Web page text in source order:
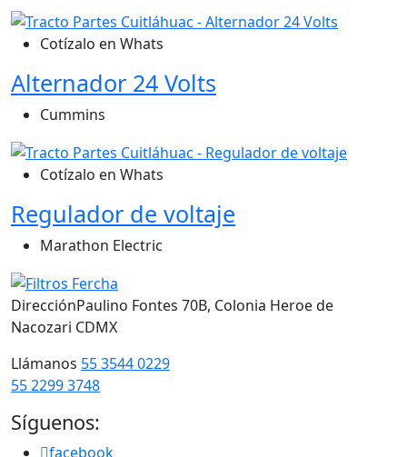
Cotízalo en Whats
Alternador 24 Volts
Cummins
Cotízalo en Whats
Regulador de voltaje
Marathon Electric
DirecciónPaulino Fontes 70B, Colonia Heroe de
Nacozari CDMX
Llámanos 55 3544 0229
55 2299 3748
Síguenos:
facebook